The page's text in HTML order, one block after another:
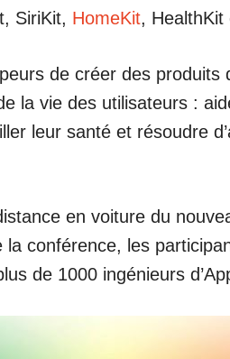
SiriKit, HomeKit, HealthKit
de créer des produits
la vie des utilisateurs :
leur santé et résoudre
en voiture du
la conférence, les
de 1000 ingénieurs